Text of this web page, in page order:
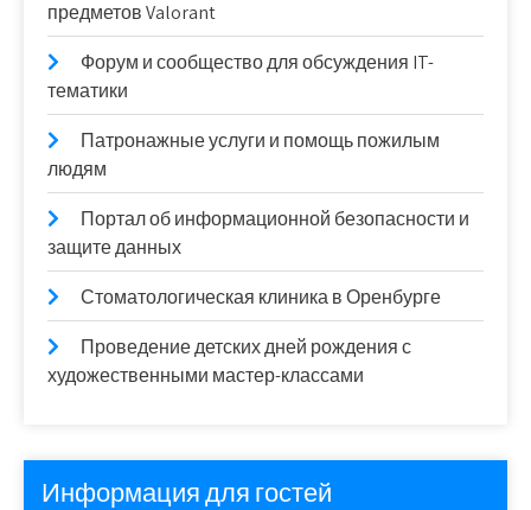
предметов Valorant
Форум и сообщество для обсуждения IT-
тематики
Патронажные услуги и помощь пожилым
людям
Портал об информационной безопасности и
защите данных
Стоматологическая клиника в Оренбурге
Проведение детских дней рождения с
художественными мастер-классами
Информация для гостей